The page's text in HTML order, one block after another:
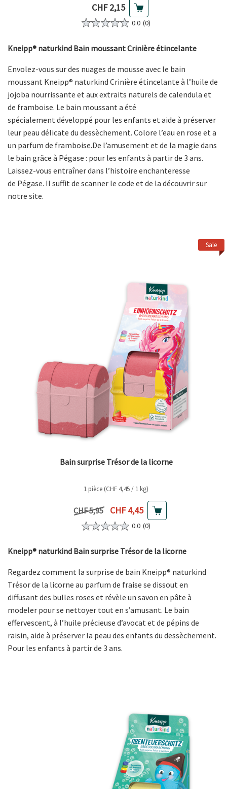
Prix actuel
CHF 2,15
0.0 (0)
Kneipp® naturkind Bain moussant Crinière étincelante
Envolez-vous sur des nuages de mousse avec le bain
moussant Kneipp® naturkind Crinière étincelante à l’huile de
jojoba nourrissante et aux extraits naturels de calendula et
de framboise. Le bain moussant a été
spécialement développé pour les enfants et aide à préserver
leur peau délicate du dessèchement. Colore l’eau en rose et a
un parfum de framboise.De l’amusement et de la magie dans
le bain grâce à Pégase : pour les enfants à partir de 3 ans.
Laissez-vous entraîner dans l’histoire enchanteresse
de Pégase. Il suffit de scanner le code et de la découvrir sur
notre site.
Sale
Bain surprise Trésor de la licorne
1 pièce (CHF 4,45 / 1 kg)
Prix précédent
CHF 5,95 Prix actuel
CHF 4,45
0.0 (0)
Kneipp® naturkind Bain surprise Trésor de la licorne
Regardez comment la surprise de bain Kneipp® naturkind
Trésor de la licorne au parfum de fraise se dissout en
diffusant des bulles roses et révèle un savon en pâte à
modeler pour se nettoyer tout en s’amusant. Le bain
effervescent, à l’huile précieuse d’avocat et de pépins de
raisin, aide à préserver la peau des enfants du dessèchement.
Pour les enfants à partir de 3 ans.